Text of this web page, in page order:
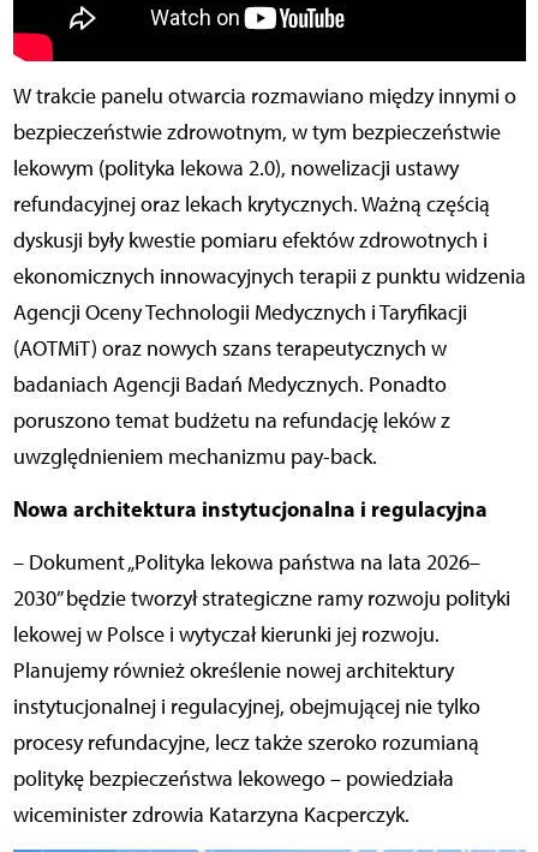
W trakcie panelu otwarcia rozmawiano między innymi o
bezpieczeństwie zdrowotnym, w tym bezpieczeństwie
lekowym (polityka lekowa 2.0), nowelizacji ustawy
refundacyjnej oraz lekach krytycznych. Ważną częścią
dyskusji były kwestie pomiaru efektów zdrowotnych i
ekonomicznych innowacyjnych terapii z punktu widzenia
Agencji Oceny Technologii Medycznych i Taryfikacji
(AOTMiT) oraz nowych szans terapeutycznych w
badaniach Agencji Badań Medycznych. Ponadto
poruszono temat budżetu na refundację leków z
uwzględnieniem mechanizmu pay-back.
Nowa architektura instytucjonalna i regulacyjna
– Dokument „Polityka lekowa państwa na lata 2026–
2030” będzie tworzył strategiczne ramy rozwoju polityki
lekowej w Polsce i wytyczał kierunki jej rozwoju.
Planujemy również określenie nowej architektury
instytucjonalnej i regulacyjnej, obejmującej nie tylko
procesy refundacyjne, lecz także szeroko rozumianą
politykę bezpieczeństwa lekowego – powiedziała
wiceminister zdrowia Katarzyna Kacperczyk.